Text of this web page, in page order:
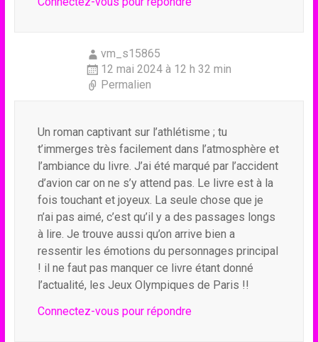
vm_s15865
12 mai 2024 à 12 h 32 min
Permalien
Un roman captivant sur l’athlétisme ; tu
t’immerges très facilement dans l’atmosphère et
l’ambiance du livre. J’ai été marqué par l’accident
d’avion car on ne s’y attend pas. Le livre est à la
fois touchant et joyeux. La seule chose que je
n’ai pas aimé, c’est qu’il y a des passages longs
à lire. Je trouve aussi qu’on arrive bien a
ressentir les émotions du personnages principal
! il ne faut pas manquer ce livre étant donné
l’actualité, les Jeux Olympiques de Paris !!
Connectez-vous pour répondre